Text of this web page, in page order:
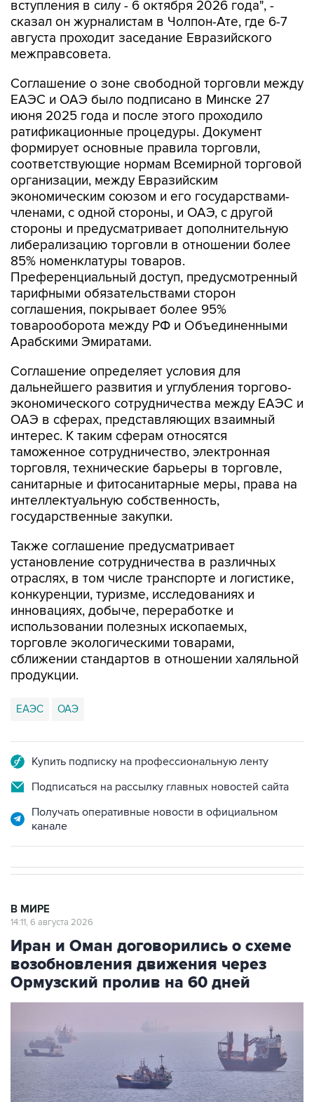
вступления в силу - 6 октября 2026 года", -
сказал он журналистам в Чолпон-Ате, где 6-7
августа проходит заседание Евразийского
межправсовета.
Соглашение о зоне свободной торговли между
ЕАЭС и ОАЭ было подписано в Минске 27
июня 2025 года и после этого проходило
ратификационные процедуры. Документ
формирует основные правила торговли,
соответствующие нормам Всемирной торговой
организации, между Евразийским
экономическим союзом и его государствами-
членами, с одной стороны, и ОАЭ, с другой
стороны и предусматривает дополнительную
либерализацию торговли в отношении более
85% номенклатуры товаров.
Преференциальный доступ, предусмотренный
тарифными обязательствами сторон
соглашения, покрывает более 95%
товарооборота между РФ и Объединенными
Арабскими Эмиратами.
Соглашение определяет условия для
дальнейшего развития и углубления торгово-
экономического сотрудничества между ЕАЭС и
ОАЭ в сферах, представляющих взаимный
интерес. К таким сферам относятся
таможенное сотрудничество, электронная
торговля, технические барьеры в торговле,
санитарные и фитосанитарные меры, права на
интеллектуальную собственность,
государственные закупки.
Также соглашение предусматривает
установление сотрудничества в различных
отраслях, в том числе транспорте и логистике,
конкуренции, туризме, исследованиях и
инновациях, добыче, переработке и
использовании полезных ископаемых,
торговле экологическими товарами,
сближении стандартов в отношении халяльной
продукции.
ЕАЭС ОАЭ
Купить подписку на профессиональную ленту
Подписаться на рассылку главных новостей сайта
Получать оперативные новости в официальном
канале
В МИРЕ
14:11, 6 августа 2026
Иран и Оман договорились о схеме
возобновления движения через
Ормузский пролив на 60 дней